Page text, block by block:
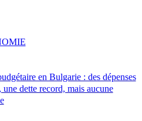
en Bulgarie : des dépenses
une dette record, mais aucune